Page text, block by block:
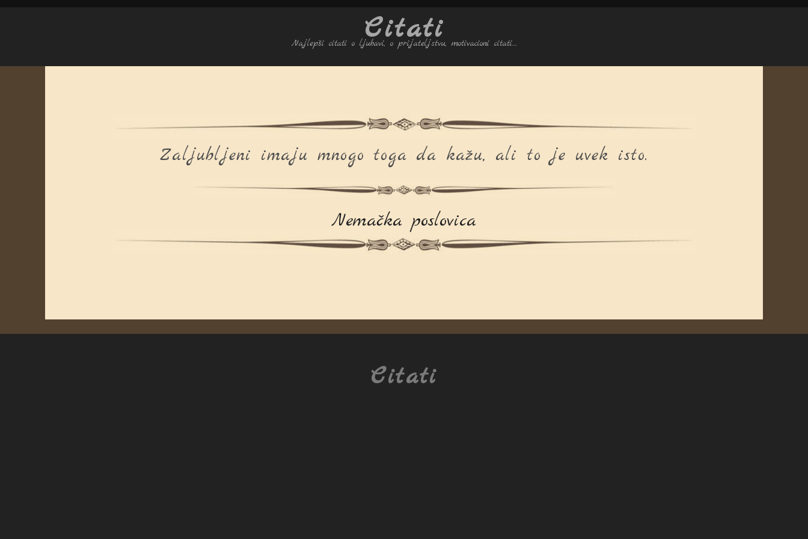
Citati
Najlepši citati o ljubavi, o prijateljstvu, motivacioni citati…
Zaljubljeni imaju mnogo toga da kažu, ali to je uvek isto.
Nemačka poslovica
Citati